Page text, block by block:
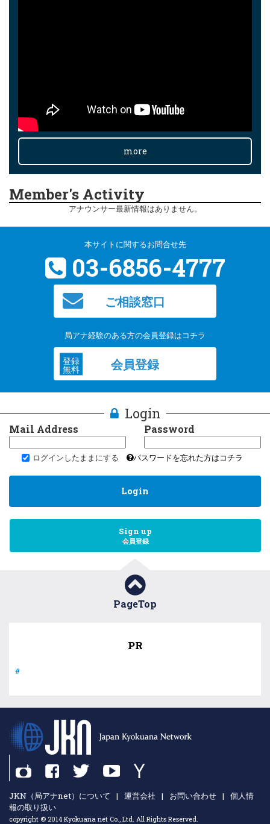
more
Member's Activity
アナウンサー最新情報はありません。
本サイトに関するお問合せ先
03-6856-4777
ご相談窓口
局アナ経験のある方の会員登録はコチラ
登録
無料 会員登録
Login
Mail Address Password
ログインしたままにする パスワードを忘れた方はコチラ
Login
Sign up
会員登録
PageTop
PR
#
JKN（局アナnet）について | 運営会社 | お問い合わせ |
個人情
報の取り扱い
copyright © 2014 Kyokuana net Co., Ltd. All Rights Reserved.